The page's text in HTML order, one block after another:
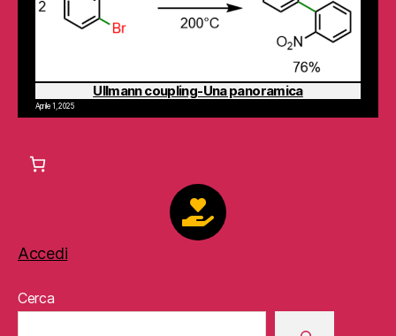
Ullmann coupling-Una panoramica
Aprile 1, 2025
Accedi
Cerca